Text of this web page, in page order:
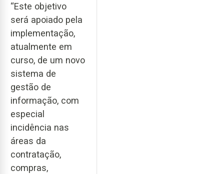
“Este objetivo
será apoiado pela
implementação,
atualmente em
curso, de um novo
sistema de
gestão de
informação, com
especial
incidência nas
áreas da
contratação,
compras,